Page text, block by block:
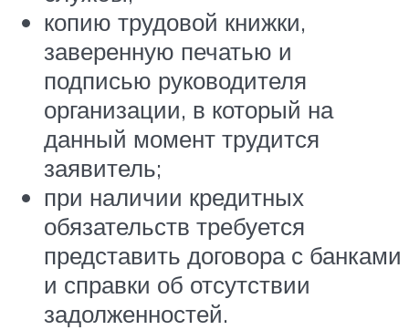
копию трудовой книжки,
заверенную печатью и
подписью руководителя
организации, в который на
данный момент трудится
заявитель;
при наличии кредитных
обязательств требуется
представить договора с банками
и справки об отсутствии
задолженностей.